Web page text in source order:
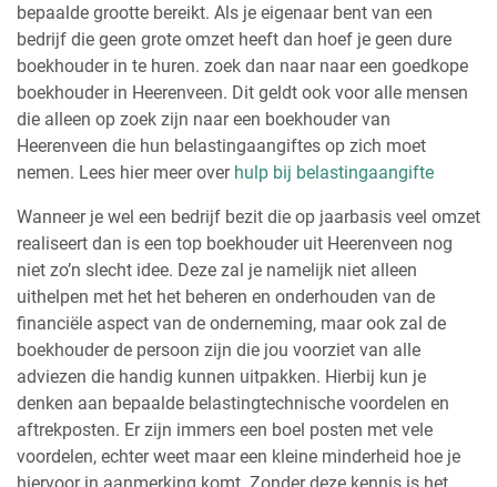
bepaalde grootte bereikt. Als je eigenaar bent van een
bedrijf die geen grote omzet heeft dan hoef je geen dure
boekhouder in te huren. zoek dan naar naar een goedkope
boekhouder in Heerenveen. Dit geldt ook voor alle mensen
die alleen op zoek zijn naar een boekhouder van
Heerenveen die hun belastingaangiftes op zich moet
nemen. Lees hier meer over hulp bij belastingaangifte
Wanneer je wel een bedrijf bezit die op jaarbasis veel omzet
realiseert dan is een top boekhouder uit Heerenveen nog
niet zo’n slecht idee. Deze zal je namelijk niet alleen
uithelpen met het het beheren en onderhouden van de
financiële aspect van de onderneming, maar ook zal de
boekhouder de persoon zijn die jou voorziet van alle
adviezen die handig kunnen uitpakken. Hierbij kun je
denken aan bepaalde belastingtechnische voordelen en
aftrekposten. Er zijn immers een boel posten met vele
voordelen, echter weet maar een kleine minderheid hoe je